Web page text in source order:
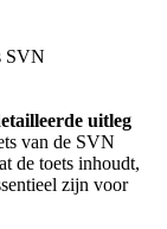
SVN
uitleg
van de SVN
de toets inhoudt,
zijn voor